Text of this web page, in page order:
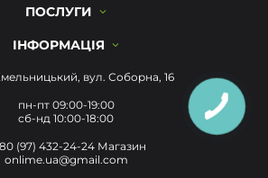
ПОСЛУГИ
ІНФОРМАЦІЯ
вул. Соборна, 16
пн-пт 09:00-19:00
сб-нд 10:00-18:00
(97) 432-24-24 Магазин
onlime.ua@gmail.com